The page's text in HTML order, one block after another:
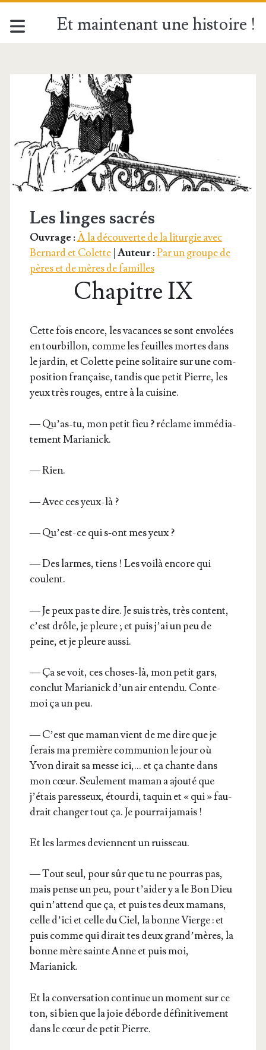
Et maintenant une histoire !
Étiquette :
<span>Nappe
d’autel</span>
Les linges sacrés
Ouvrage :À la découverte de la liturgie avec
Bernard et Colette| Auteur :Par un groupe de
pères et de mères de familles
Chapitre IX
Cette fois encore, les vacances se sont envo­lées
en tour­billon, comme les feuilles mortes dans
le jar­din, et Colette peine soli­taire sur une com­
po­si­tion fran­çaise, tan­dis que petit Pierre, les
yeux très rouges, entre à la cuisine.
— Qu’as-tu, mon petit fieu ? réclame immé­dia­
te­ment Marianick.
— Rien.
— Avec ces yeux-là ?
— Qu’est-ce qui s‑ont mes yeux ?
— Des larmes, tiens ! Les voi­là encore qui
coulent.
— Je peux pas te dire. Je suis très, très content,
c’est drôle, je pleure ; et puis j’ai un peu de
peine, et je pleure aussi.
— Ça se voit, ces choses-là, mon petit gars,
conclut Maria­nick d’un air enten­du. Conte-
moi ça un peu.
— C’est que maman vient de me dire que je
ferais ma pre­mière com­mu­nion le jour où
Yvon dirait sa messe ici,… et ça chante dans
mon cœur. Seule­ment maman a ajou­té que
j’étais pares­seux, étour­di, taquin et « qui » fau­
drait chan­ger tout ça. Je pour­rai jamais !
Et les larmes deviennent un ruisseau.
— Tout seul, pour sûr que tu ne pour­ras pas,
mais pense un peu, pour t’aider y a le Bon Dieu
qui n’attend que ça, et puis tes deux mamans,
celle d’ici et celle du Ciel, la bonne Vierge : et
puis comme qui dirait tes deux grand’mères, la
bonne mère sainte Anne et puis moi,
Marianick.
Et la conver­sa­tion conti­nue un moment sur ce
ton, si bien que la joie déborde défi­ni­ti­ve­ment
dans le cœur de petit Pierre.